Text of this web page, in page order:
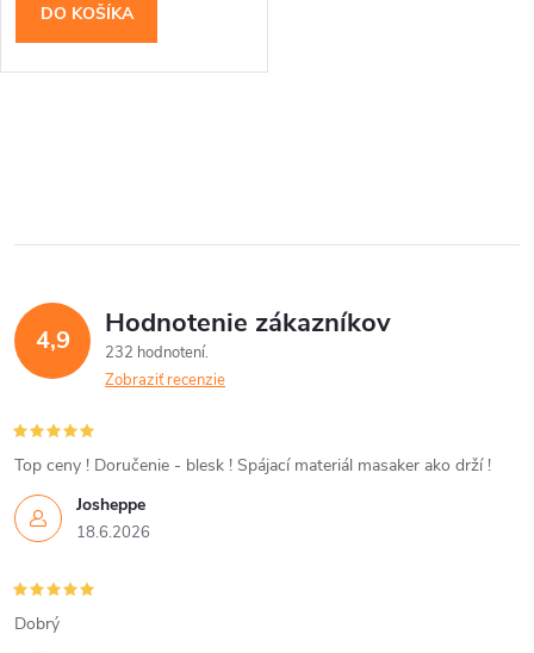
DO KOŠÍKA
l
d
a
c
i
e
p
r
4,9 Hodnotenie zákazníkov
232 hodnotení
Zobraziť recenzie
Josheppe
18.6.2026
Top ceny ! Doručenie - blesk ! Spájací materiál masaker ako drží !
Dobrý